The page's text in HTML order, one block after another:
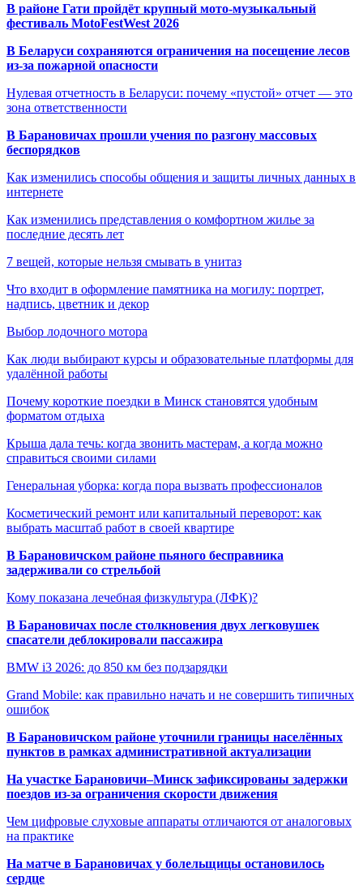
В районе Гати пройдёт крупный мото-музыкальный
фестиваль MotoFestWest 2026
В Беларуси сохраняются ограничения на посещение лесов
из-за пожарной опасности
Нулевая отчетность в Беларуси: почему «пустой» отчет — это
зона ответственности
В Барановичах прошли учения по разгону массовых
беспорядков
Как изменились способы общения и защиты личных данных в
интернете
Как изменились представления о комфортном жилье за
последние десять лет
7 вещей, которые нельзя смывать в унитаз
Что входит в оформление памятника на могилу: портрет,
надпись, цветник и декор
Выбор лодочного мотора
Как люди выбирают курсы и образовательные платформы для
удалённой работы
Почему короткие поездки в Минск становятся удобным
форматом отдыха
Крыша дала течь: когда звонить мастерам, а когда можно
справиться своими силами
Генеральная уборка: когда пора вызвать профессионалов
Косметический ремонт или капитальный переворот: как
выбрать масштаб работ в своей квартире
В Барановичском районе пьяного бесправника
задерживали со стрельбой
Кому показана лечебная физкультура (ЛФК)?
В Барановичах после столкновения двух легковушек
спасатели деблокировали пассажира
BMW i3 2026: до 850 км без подзарядки
Grand Mobile: как правильно начать и не совершить типичных
ошибок
В Барановичском районе уточнили границы населённых
пунктов в рамках административной актуализации
На участке Барановичи–Минск зафиксированы задержки
поездов из-за ограничения скорости движения
Чем цифровые слуховые аппараты отличаются от аналоговых
на практике
На матче в Барановичах у болельщицы остановилось
сердце